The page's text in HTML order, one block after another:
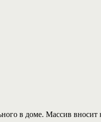
в доме. Массив вносит